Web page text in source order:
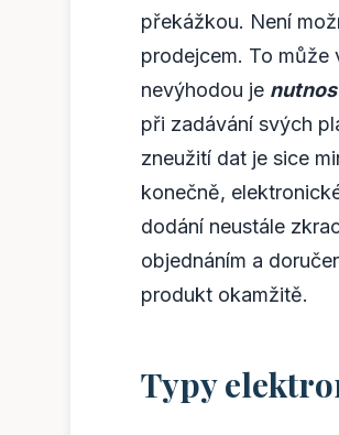
překážkou. Není
prodejcem. To
nevýhodou je
při zadávání svých
zneužití dat je sice
konečně,
dodání neustále
objednáním a
produkt okamžitě.
Typy